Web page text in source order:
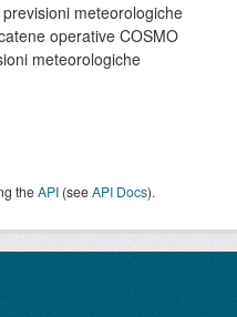
meteorologiche
operative COSMO
meteorologiche
theAPI (seeAPI Docs).